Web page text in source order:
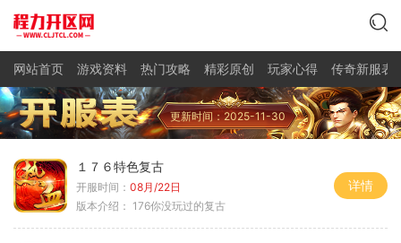
网站首页 游戏资料 热门攻略 精彩原创 玩家心得 传奇新服表
更新时间：2025-11-30
１７６特色复古
开服时间： 08月/22日
版本介绍： 176你没玩过的复古
详情